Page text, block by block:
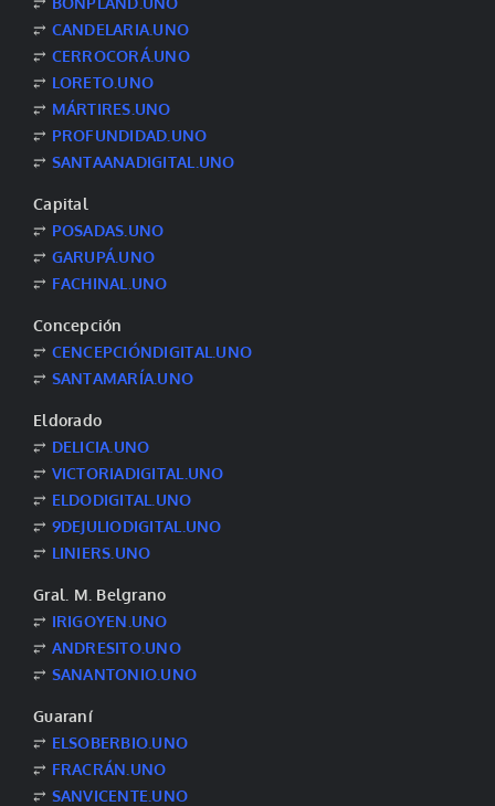
⥂ CANDELARIA.UNO
⥂ CERROCORÁ.UNO
⥂ LORETO.UNO
⥂ MÁRTIRES.UNO
⥂ PROFUNDIDAD.UNO
⥂ SANTAANADIGITAL.UNO
Capital
⥂ POSADAS.UNO
⥂ GARUPÁ.UNO
⥂ FACHINAL.UNO
Concepción
⥂ CENCEPCIÓNDIGITAL.UNO
⥂ SANTAMARÍA.UNO
Eldorado
⥂ DELICIA.UNO
⥂ VICTORIADIGITAL.UNO
⥂ ELDODIGITAL.UNO
⥂ 9DEJULIODIGITAL.UNO
⥂ LINIERS.UNO
Gral. M. Belgrano
⥂ IRIGOYEN.UNO
⥂ ANDRESITO.UNO
⥂ SANANTONIO.UNO
Guaraní
⥂ ELSOBERBIO.UNO
⥂ FRACRÁN.UNO
⥂ SANVICENTE.UNO